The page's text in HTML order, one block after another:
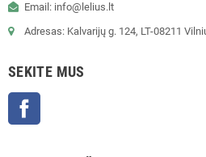
Email: info@lelius.lt
Adresas: Kalvarijų g. 124, LT-08211
SEKITE MUS